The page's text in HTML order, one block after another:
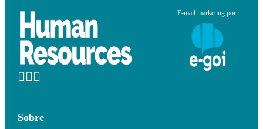
E-mail marketing por:
Sobre